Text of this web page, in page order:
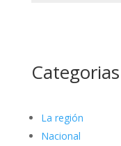
Categorias
La región
Nacional